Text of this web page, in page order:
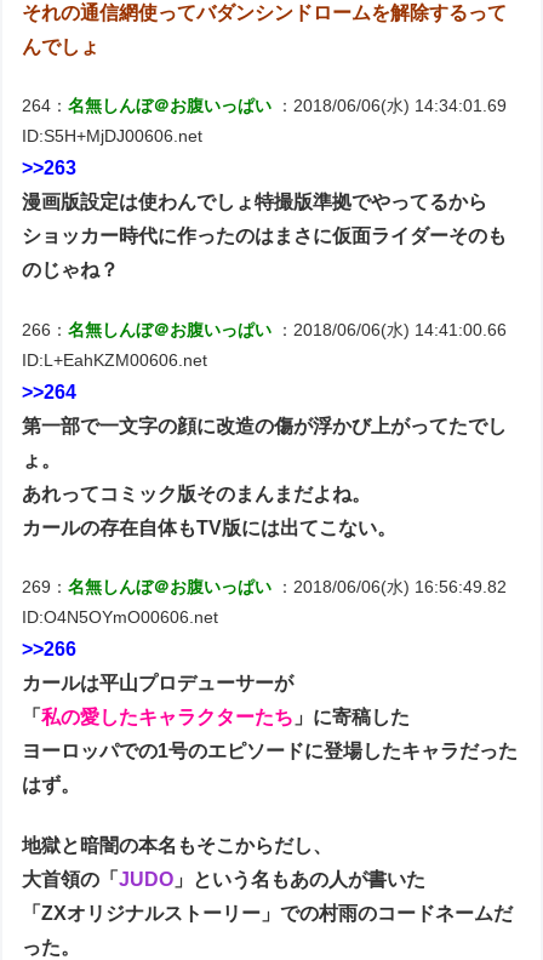
それの通信網使ってバダンシンドロームを解除するって
んでしょ
264：名無しんぼ＠お腹いっぱい
：2018/06/06(水) 14:34:01.69
ID:S5H+MjDJ00606.net
>>263
漫画版設定は使わんでしょ特撮版準拠でやってるから
ショッカー時代に作ったのはまさに仮面ライダーそのも
のじゃね？
266：名無しんぼ＠お腹いっぱい
：2018/06/06(水) 14:41:00.66
ID:L+EahKZM00606.net
>>264
第一部で一文字の顔に改造の傷が浮かび上がってたでし
ょ。
あれってコミック版そのまんまだよね。
カールの存在自体もTV版には出てこない。
269：名無しんぼ＠お腹いっぱい
：2018/06/06(水) 16:56:49.82
ID:O4N5OYmO00606.net
>>266
カールは平山プロデューサーが
「私の愛したキャラクターたち 」に寄稿した
ヨーロッパでの1号のエピソードに登場したキャラだった
はず。
地獄と暗闇の本名もそこからだし、
大首領の「JUDO 」という名もあの人が書いた
「ZXオリジナルストーリー」での村雨のコードネームだ
った。